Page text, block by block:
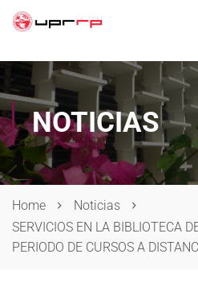
NOTICIAS
Home
Noticias
SERVICIOS EN LA BIBLIOTECA
PERIODO DE CURSOS A